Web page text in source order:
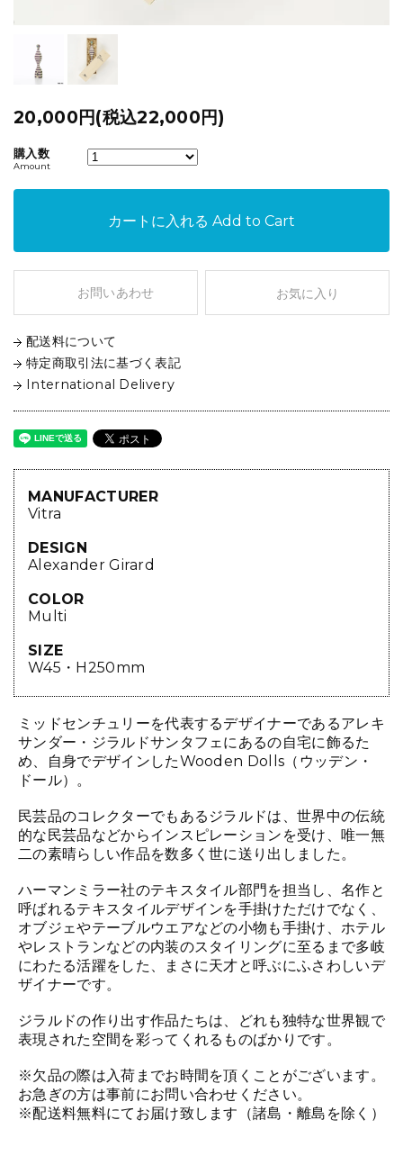
20,000円(税込22,000円)
購入数
Amount
カートに入れる Add to Cart
お問いあわせ お気に入り
配送料について
特定商取引法に基づく表記
International Delivery
MANUFACTURER
Vitra
DESIGN
Alexander Girard
COLOR
Multi
SIZE
W45・H250mm
ミッドセンチュリーを代表するデザイナーであるアレキ
サンダー・ジラルドサンタフェにあるの自宅に飾るた
め、自身でデザインしたWooden Dolls（ウッデン・
ドール）。
民芸品のコレクターでもあるジラルドは、世界中の伝統
的な民芸品などからインスピレーションを受け、唯一無
二の素晴らしい作品を数多く世に送り出しました。
ハーマンミラー社のテキスタイル部門を担当し、名作と
呼ばれるテキスタイルデザインを手掛けただけでなく、
オブジェやテーブルウエアなどの小物も手掛け、ホテル
やレストランなどの内装のスタイリングに至るまで多岐
にわたる活躍をした、まさに天才と呼ぶにふさわしいデ
ザイナーです。
ジラルドの作り出す作品たちは、どれも独特な世界観で
表現された空間を彩ってくれるものばかりです。
※欠品の際は入荷までお時間を頂くことがございます。
お急ぎの方は事前にお問い合わせください。
※配送料無料にてお届け致します（諸島・離島を除く）